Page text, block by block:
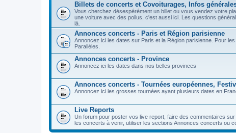
Billets de concerts et Covoiturages, Infos
Vous cherchez désespérément un billet ou vous vendez votre
une voiture avec des poilus, c'est aussi ici. Les questions
là.
Annonces concerts - Paris et Région parisienne
Annoncez ici les dates sur Paris et la Région parisienne. Pour
Parallèles.
Annonces concerts - Province
Annoncez ici les dates dans nos belles provinces
Annonces concerts - Tournées européennes,
Annoncez ici les grosses tournées ayant plusieurs dates en
Live Reports
Un forum pour poster vos live report, faire des commentaires
les concerts à venir, utiliser les sections Annonces concerts ou